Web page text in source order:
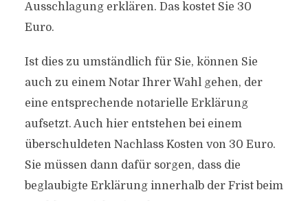
Ausschlagung erklären. Das kostet Sie 30
Euro.
Ist dies zu umständlich für Sie, können Sie
auch zu einem Notar Ihrer Wahl gehen, der
eine entsprechende notarielle Erklärung
aufsetzt. Auch hier entstehen bei einem
überschuldeten Nachlass Kosten von 30 Euro.
Sie müssen dann dafür sorgen, dass die
beglaubigte Erklärung innerhalb der Frist beim